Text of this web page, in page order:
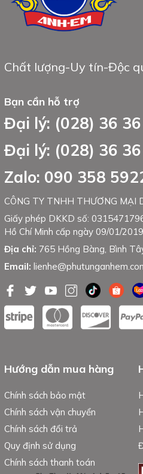
Chất lượng-Uy tín-Độc
Bạn cần hỗ trợ
Đại lý: (028) 36
Đại lý: (028) 36
Zalo: 090 358
CÔNG TY TNHH THƯƠNG MẠI
Giấy phép DKKD số:
Hồ Chí Minh cấp ngày 09/01/2019
Địa chỉ: 765 Hồng Bàng, Bình
Email:
Hướng dẫn mua hàng
Chính sách bảo mật
Chính sách vận chuyển
Chính sách đổi trả
Quy định sử dụng
Chính sách thanh toán